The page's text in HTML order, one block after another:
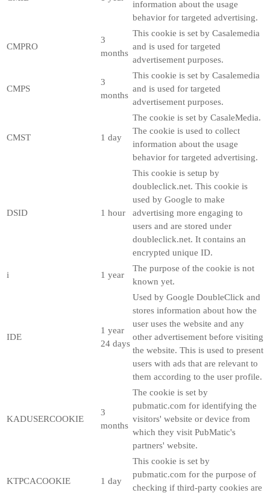
information about the usage
behavior for targeted advertising.
CMPRO
3
months
This cookie is set by Casalemedia
and is used for targeted
advertisement purposes.
CMPS
3
months
This cookie is set by Casalemedia
and is used for targeted
advertisement purposes.
CMST 1 day
The cookie is set by CasaleMedia.
The cookie is used to collect
information about the usage
behavior for targeted advertising.
DSID 1 hour
This cookie is setup by
doubleclick.net. This cookie is
used by Google to make
advertising more engaging to
users and are stored under
doubleclick.net. It contains an
encrypted unique ID.
i 1 year
The purpose of the cookie is not
known yet.
IDE
1 year
24 days
Used by Google DoubleClick and
stores information about how the
user uses the website and any
other advertisement before visiting
the website. This is used to present
users with ads that are relevant to
them according to the user profile.
KADUSERCOOKIE
3
months
The cookie is set by
pubmatic.com for identifying the
visitors' website or device from
which they visit PubMatic's
partners' website.
KTPCACOOKIE 1 day
This cookie is set by
pubmatic.com for the purpose of
checking if third-party cookies are